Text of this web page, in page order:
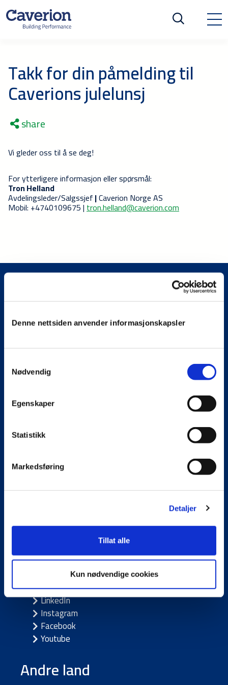
Denne nettsiden anvender informasjonskapsler
Nødvendig
Egenskaper
Statistikk
Markedsføring
Detaljer
Tillat alle
Kun nødvendige cookies
Takk for din påmelding til
Caverions julelunsj
share
Vi gleder oss til å se deg!
For ytterligere informasjon eller spørsmål:
Tron Helland
Avdelingsleder/Salgssjef|Caverion Norge AS
Mobil: +4740109675 |tron.helland@caverion.com
Meny
Vår fag og tjenester
Bærekraft
Om oss
Snarveier
Søk jobb
Referanser
LinkedIn
Instagram
Facebook
Youtube
Andre land